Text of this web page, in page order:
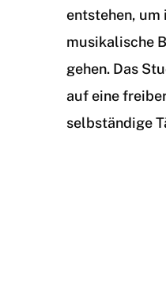
entstehen,
musikalische
gehen. Das
auf eine
selbständige